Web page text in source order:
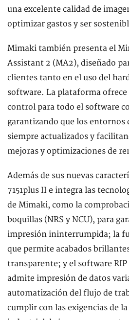
una excelente calidad de
optimizar gastos y ser
Mimaki también presenta el
Assistant 2 (MA2), diseñado
clientes tanto en el uso del
software. La plataforma
control para todo el software
garantizando que los entornos
siempre actualizados y
mejoras y optimizaciones de
Además de sus nuevas
7151plus II e integra las
de Mimaki, como la
boquillas (NRS y NCU), para
impresión ininterrumpida; la
que permite acabados
transparente; y el software
admite impresión de datos
automatización del flujo de
cumplir con las exigencias de